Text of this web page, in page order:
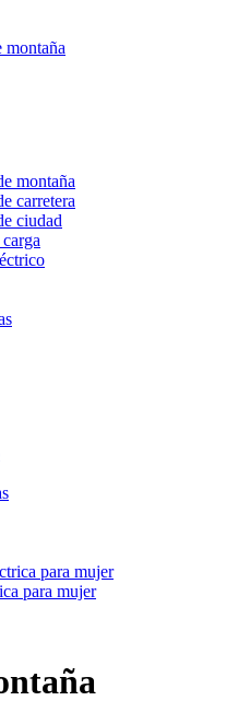
montaña
montaña
carretera
ciudad
para mujer